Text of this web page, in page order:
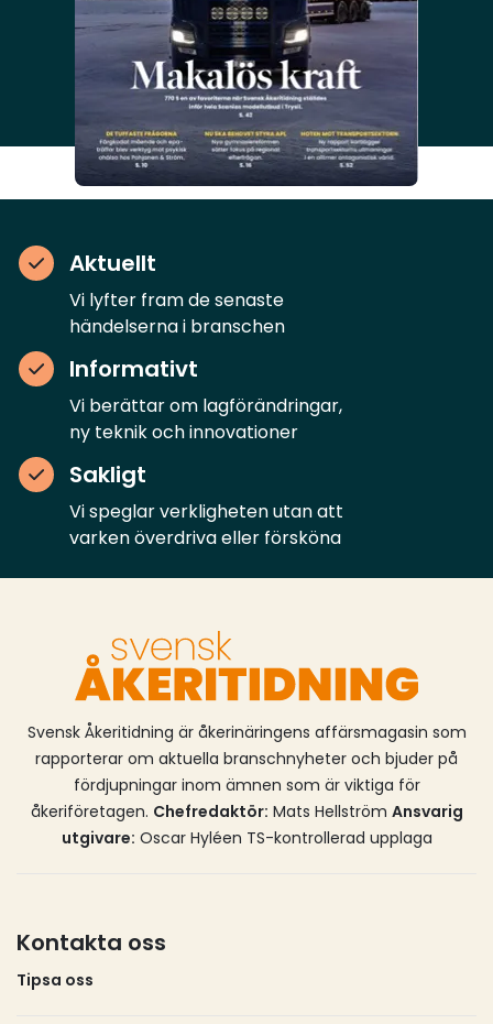
Aktuellt
Vi lyfter fram de senaste
händelserna i branschen
Informativt
Vi berättar om lagförändringar,
ny teknik och innovationer
Sakligt
Vi speglar verkligheten utan att
varken överdriva eller försköna
Svensk Åkeritidning är åkerinäringens affärsmagasin som
rapporterar om aktuella branschnyheter och bjuder på
fördjupningar inom ämnen som är viktiga för
åkeriföretagen. Chefredaktör: Mats Hellström Ansvarig
utgivare: Oscar Hyléen TS-kontrollerad upplaga
Kontakta oss
Tipsa oss